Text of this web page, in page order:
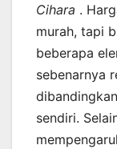
Cihara .
murah, tapi
beberapa
sebenarnya
sendiri.